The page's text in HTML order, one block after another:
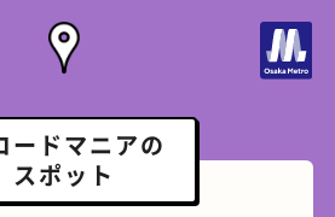
ードマニアの
スポット